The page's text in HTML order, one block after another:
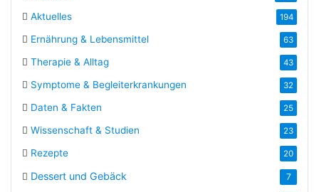
Aktuelles 194
Ernährung & Lebensmittel 63
Therapie & Alltag 43
Symptome & Begleiterkrankungen 32
Daten & Fakten 25
Wissenschaft & Studien 23
Rezepte 20
Dessert und Gebäck 7